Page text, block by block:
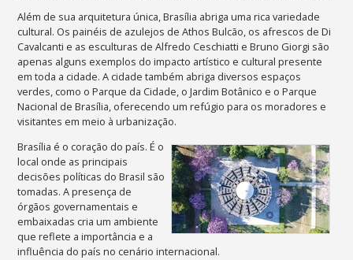
Além de sua arquitetura única, Brasília abriga uma rica variedade
cultural. Os painéis de azulejos de Athos Bulcão, os afrescos de Di
Cavalcanti e as esculturas de Alfredo Ceschiatti e Bruno Giorgi são
apenas alguns exemplos do impacto artístico e cultural presente
em toda a cidade. A cidade também abriga diversos espaços
verdes, como o Parque da Cidade, o Jardim Botânico e o Parque
Nacional de Brasília, oferecendo um refúgio para os moradores e
visitantes em meio à urbanização.
Brasília é o coração do país. É o
local onde as principais
decisões políticas do Brasil são
tomadas. A presença de
órgãos governamentais e
embaixadas cria um ambiente
que reflete a importância e a
influência do país no cenário internacional.